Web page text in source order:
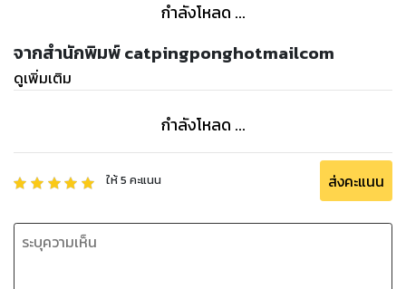
กำลังโหลด ...
จากสำนักพิมพ์ catpingponghotmailcom
ดูเพิ่มเติม
กำลังโหลด ...
ให้5 คะแนน ส่งคะแนน